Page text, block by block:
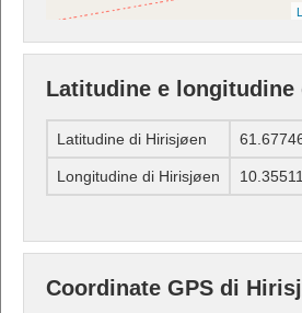
Latitudine e longitudine
Latitudine di Hirisjøen
Longitudine di Hirisjøen
Coordinate GPS di